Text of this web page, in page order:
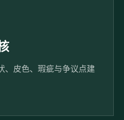
、皮色、瑕疵与争议点建